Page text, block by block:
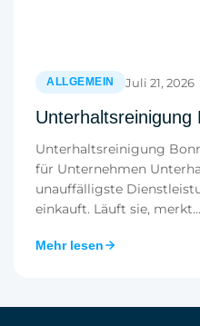
ALLGEMEIN Juli 21, 2026
Unterhaltsreinigung
Unterhaltsreinigung
für Unternehmen
unauffälligste
einkauft. Läuft sie, merkt...
Mehr lesen